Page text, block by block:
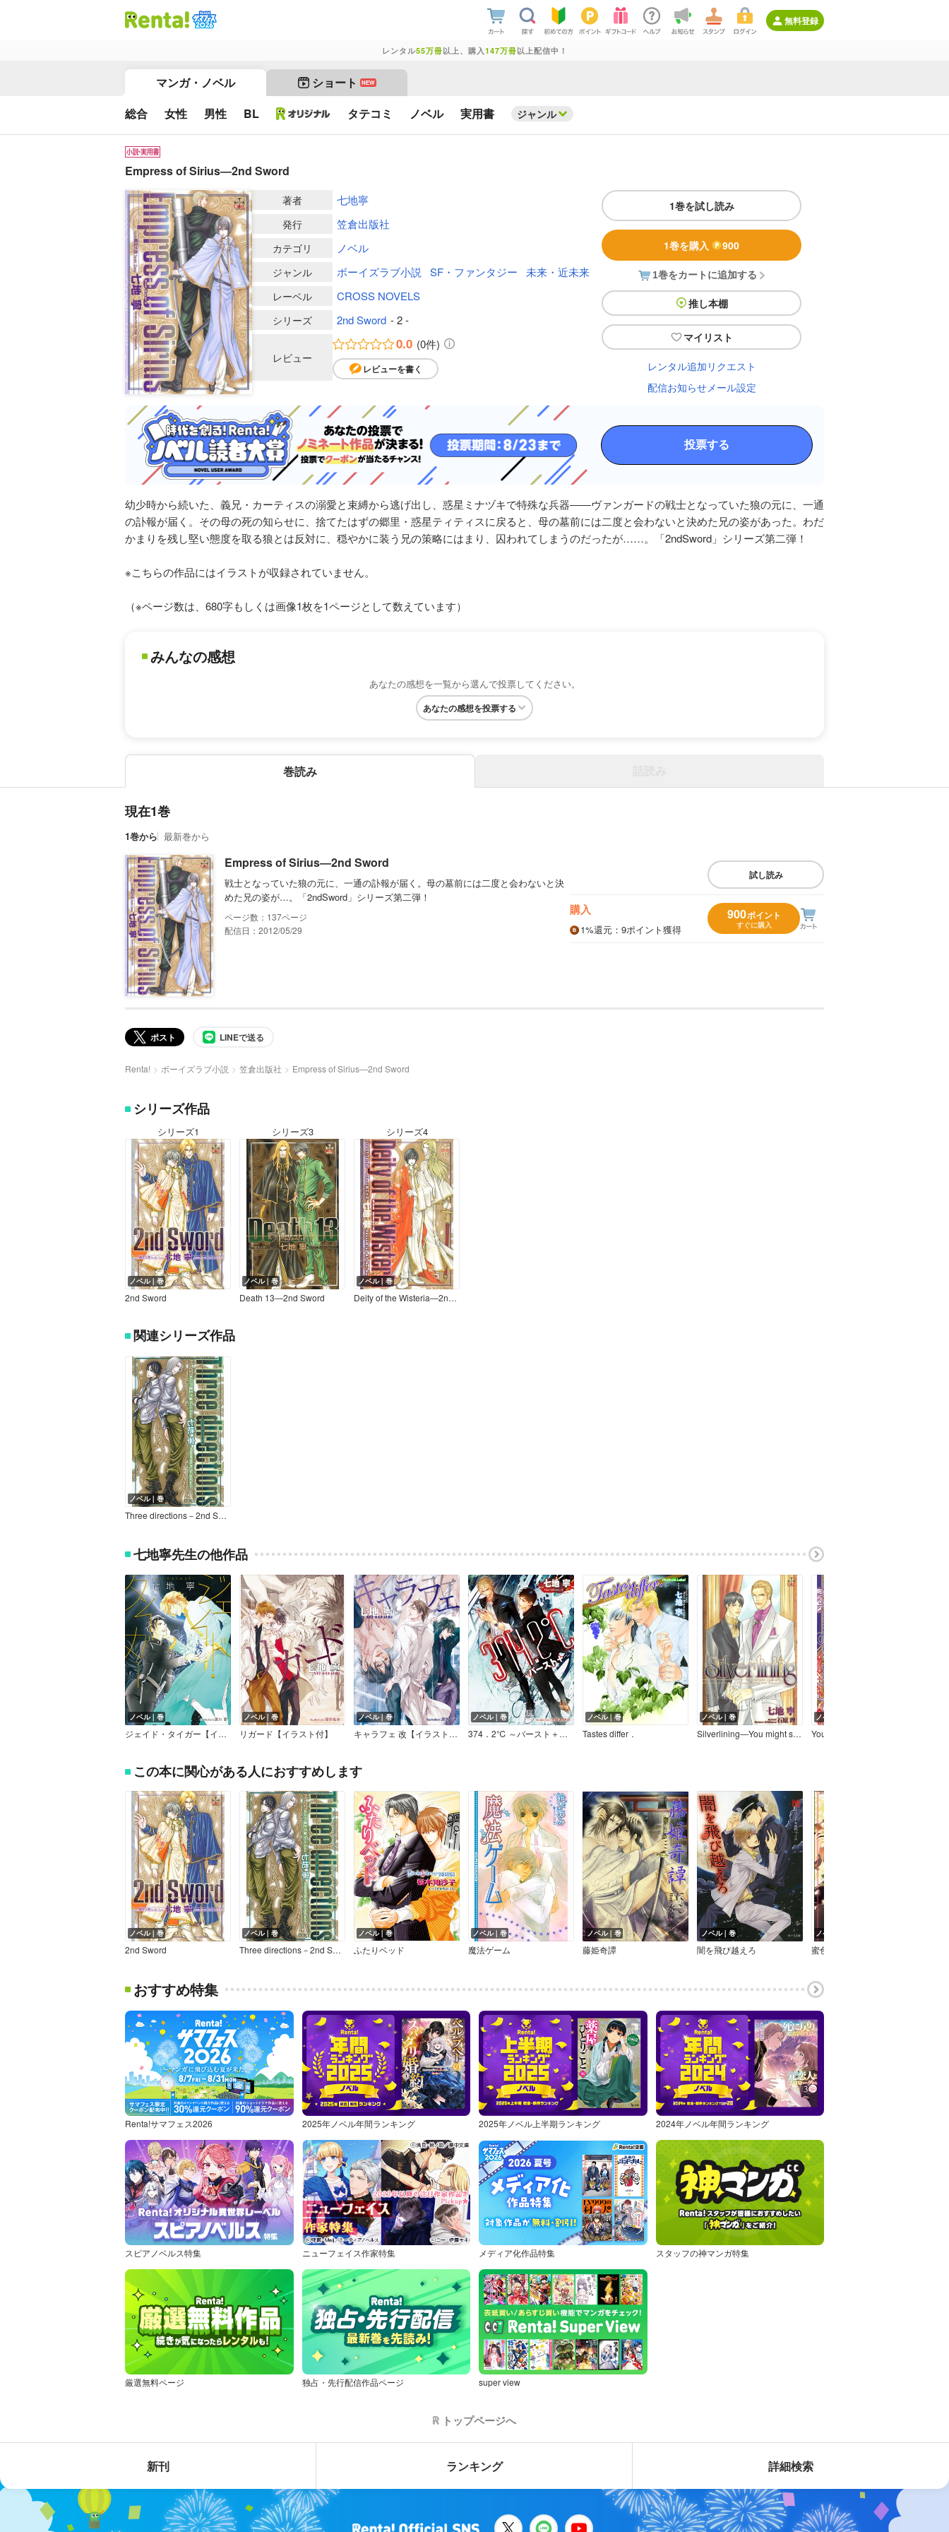
無料登録
レンタル55万冊以上、購入 147万冊以上配信中！
マンガ・ノベル ショート NEW
総合 女性 男性 BL タテコミ ノベル 実用書 ジャンル
Empress of Sirius―2nd Sword
1巻を試し読み
1巻を購入 900
1巻をカートに追加する
推し本棚
マイリスト
レンタル追加リクエスト
配信お知らせメール設定
投票する
著者 七地寧
発行 笠倉出版社
カテゴリ ノベル
ジャンル ボーイズラブ小説 SF・ファンタジー 未来・近未来
レーベル CROSS NOVELS
シリーズ 2nd Sword - 2 -
レビュー
0.0 (0件)
レビューを書く
幼少時から続いた、義兄・カーティスの溺愛と束縛から逃げ出し、惑星ミナヅキで特殊な兵器――ヴァンガードの戦士となっていた狼の元に、一通
の訃報が届く。その母の死の知らせに、捨てたはずの郷里・惑星ティティスに戻ると、母の墓前には二度と会わないと決めた兄の姿があった。わだ
かまりを残し堅い態度を取る狼とは反対に、穏やかに装う兄の策略にはまり、囚われてしまうのだったが……。「2ndSword」シリーズ第二弾！
※こちらの作品にはイラストが収録されていません。
（※ページ数は、680字もしくは画像1枚を1ページとして数えています）
みんなの感想
あなたの感想を一覧から選んで投票してください。
あなたの感想を投票する
巻読み
現在1巻
1巻から 最新巻から
Empress of Sirius―2nd Sword
戦士となっていた狼の元に、一通の訃報が届く。母の墓前には二度と会わないと決
めた兄の姿が…。「2ndSword」シリーズ第二弾！
137
配信日：2012/05/29
試し読み
購入
1%還元 ：9ポイント獲得
900ポイント
すぐに購入
ポスト LINEで送る
Renta! ボーイズラブ小説 笠倉出版社 Empress of Sirius―2nd Sword
シリーズ作品
シリーズ1
ノベル｜巻
2nd Sword
シリーズ3
ノベル｜巻
Death 13―2nd Sword
シリーズ4
ノベル｜巻
Deity of the Wisteria―2nd Sword
関連シリーズ作品
ノベル｜巻
Three directions－2nd Sword－
七地寧先生の他作品
ノベル｜巻
ジェイド・タイガー【イラスト付】
ノベル｜巻
リガード【イラスト付】
ノベル｜巻
キャラフェ 改【イラスト付】
ノベル｜巻
374．2℃ ～バースト＋～【イラスト付】
ノベル｜巻
Tastes differ．
ノベル｜巻
Silverlining―You might say yes．【特別版】
ノベル｜巻
この本に関心がある人におすすめします
ノベル｜巻
2nd Sword
ノベル｜巻
Three directions－2nd Sword－
ノベル｜巻
ふたりベッド
ノベル｜巻
魔法ゲーム
ノベル｜巻
藤姫奇譚
ノベル｜巻
闇を飛び越えろ
ノベル｜巻
おすすめ特集
Renta!サマフェス2026 2025年ノベル年間ランキング 2025年ノベル上半期ランキング 2024年ノベル年間ランキング
スピアノベルス特集 ニューフェイス作家特集 メディア化作品特集 スタッフの神マンガ特集
厳選無料ページ 独占・先行配信作品ページ super view
トップページへ
新刊 ランキング 詳細検索